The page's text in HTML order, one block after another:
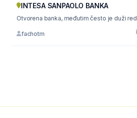
INTESA SANPAOLO BANKA
Otvorena banka, međutim često je duži red
fachotm